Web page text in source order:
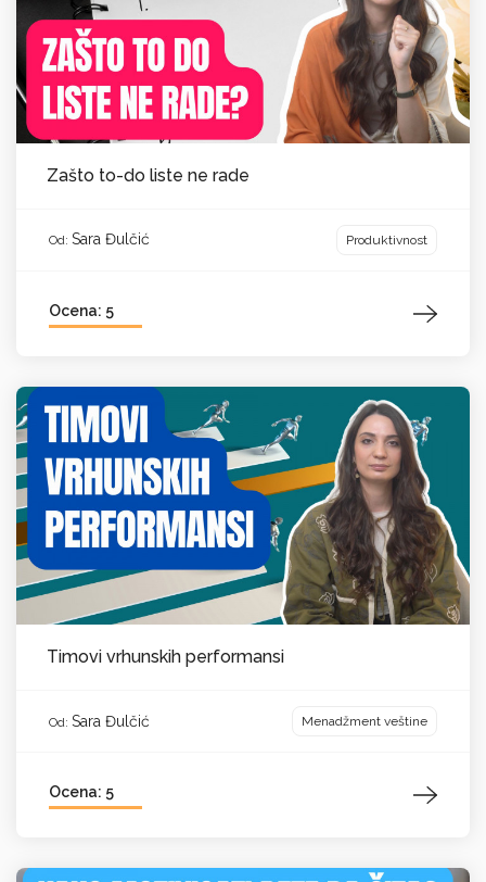
Zašto to-do liste ne rade
Od: Sara Đulčić Produktivnost
Ocena: 5
Timovi vrhunskih performansi
Od: Sara Đulčić Menadžment veštine
Ocena: 5